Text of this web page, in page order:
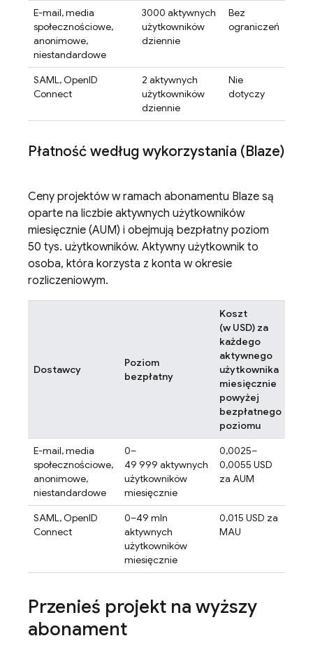
E-mail, media
społecznościowe,
anonimowe,
niestandardowe
3000 aktywnych
użytkowników
dziennie
Bez
ograniczeń
SAML, OpenID
Connect
2 aktywnych
użytkowników
dziennie
Nie
dotyczy
Płatność według wykorzystania (Blaze)
Ceny projektów w ramach abonamentu Blaze są
oparte na liczbie aktywnych użytkowników
miesięcznie (AUM) i obejmują bezpłatny poziom
50 tys. użytkowników. Aktywny użytkownik to
osoba, która korzysta z konta w okresie
rozliczeniowym.
Dostawcy
Poziom
bezpłatny
Koszt
(w USD) za
każdego
aktywnego
użytkownika
miesięcznie
powyżej
bezpłatnego
poziomu
E-mail, media
społecznościowe,
anonimowe,
niestandardowe
0–
49 999 aktywnych
użytkowników
miesięcznie
0,0025–
0,0055 USD
za AUM
SAML, OpenID
Connect
0–49 mln
aktywnych
użytkowników
miesięcznie
0,015 USD za
MAU
Przenieś projekt na wyższy
abonament